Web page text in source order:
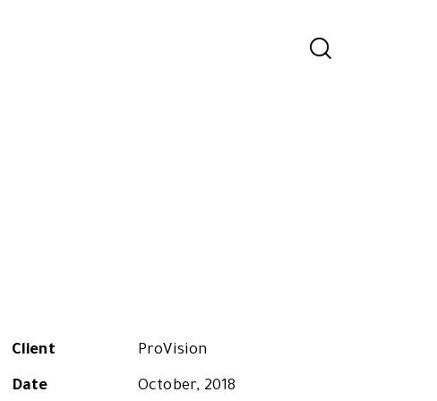
Client ProVision
Date October, 2018